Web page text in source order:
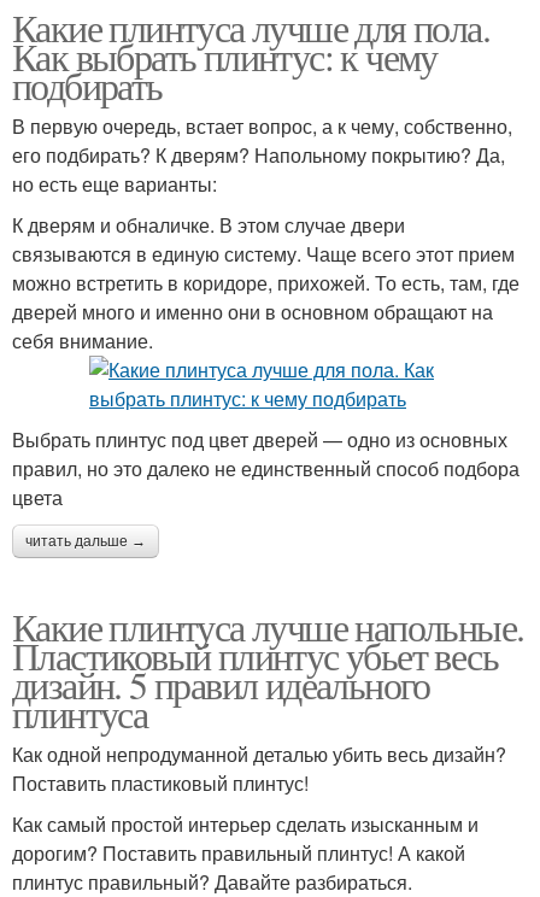
Какие плинтуса лучше для пола.
Как выбрать плинтус: к чему
подбирать
В первую очередь, встает вопрос, а к чему, собственно,
его подбирать? К дверям? Напольному покрытию? Да,
но есть еще варианты:
К дверям и обналичке. В этом случае двери
связываются в единую систему. Чаще всего этот прием
можно встретить в коридоре, прихожей. То есть, там, где
дверей много и именно они в основном обращают на
себя внимание.
Выбрать плинтус под цвет дверей — одно из основных
правил, но это далеко не единственный способ подбора
цвета
читать дальше →
Какие плинтуса лучше напольные.
Пластиковый плинтус убьет весь
дизайн. 5 правил идеального
плинтуса
Как одной непродуманной деталью убить весь дизайн?
Поставить пластиковый плинтус!
Как самый простой интерьер сделать изысканным и
дорогим? Поставить правильный плинтус! А какой
плинтус правильный? Давайте разбираться.